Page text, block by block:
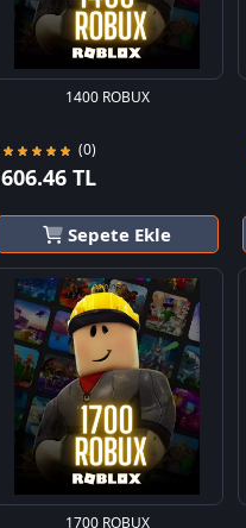
1400 ROBUX
(0)
606.46 TL
Sepete Ekle
1700 ROBUX